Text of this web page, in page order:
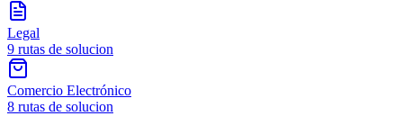
Legal
9 rutas de solucion
Comercio Electrónico
8 rutas de solucion